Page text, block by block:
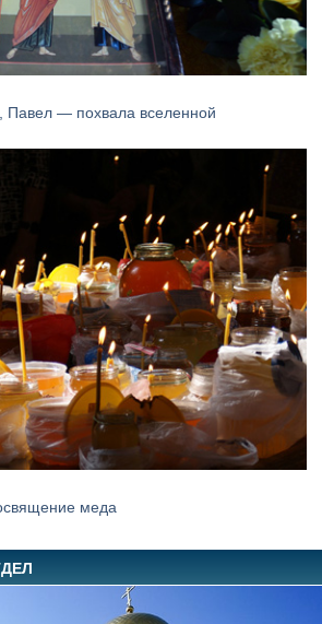
— похвала вселенной
меда